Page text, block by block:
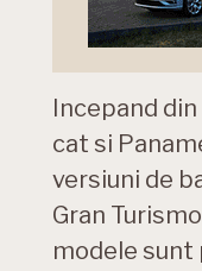
Incepand
cat si
versiuni de
Gran
modele